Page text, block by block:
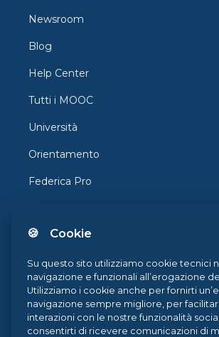
Newsroom
Blog
Help Center
Tutti i MOOC
Università
Orientamento
Federica Pro
Federica Coursera
Accessibilità
Privacy
Termini e Condizioni
🍪 Cookie
Su questo sito utilizziamo cookie tecnici
navigazione e funzionali all’erogazione
Utilizziamo i cookie anche per fornirti
navigazione sempre migliore, per
interazioni con le nostre funzionalità
consentirti di ricevere comunicazioni di